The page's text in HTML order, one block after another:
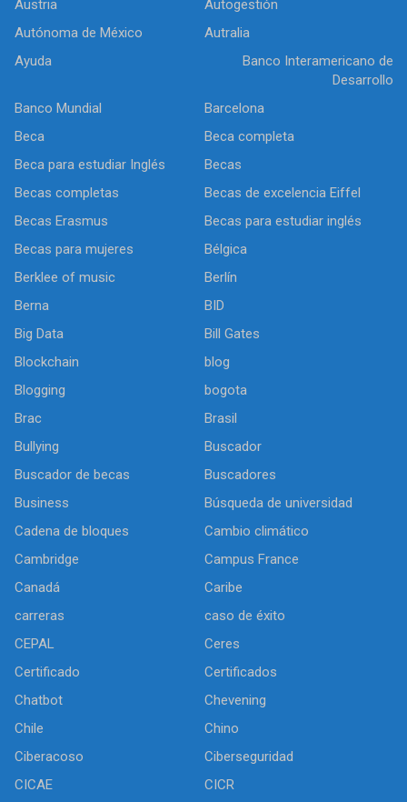
Austria
Autogestión
Autónoma de México
Autralia
Ayuda
Banco Interamericano de
Desarrollo
Banco Mundial
Barcelona
Beca
Beca completa
Beca para estudiar Inglés
Becas
Becas completas
Becas de excelencia Eiffel
Becas Erasmus
Becas para estudiar inglés
Becas para mujeres
Bélgica
Berklee of music
Berlín
Berna
BID
Big Data
Bill Gates
Blockchain
blog
Blogging
bogota
Brac
Brasil
Bullying
Buscador
Buscador de becas
Buscadores
Business
Búsqueda de universidad
Cadena de bloques
Cambio climático
Cambridge
Campus France
Canadá
Caribe
carreras
caso de éxito
CEPAL
Ceres
Certificado
Certificados
Chatbot
Chevening
Chile
Chino
Ciberacoso
Ciberseguridad
CICAE
CICR